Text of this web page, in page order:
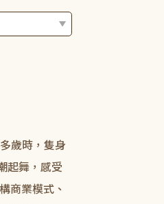
歲時，隻身
起舞，感受
商業模式、